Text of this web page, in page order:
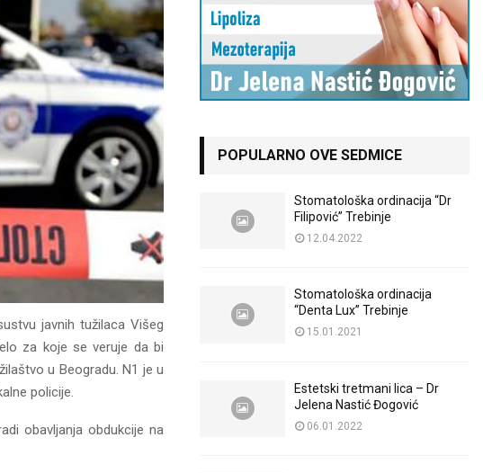
javnih tužilaca Višeg
za koje se veruje da bi
u Beogradu. N1 je u
policije.
obavljanja obdukcije na
POPULARNO OVE SEDMICE
Stomatološka ordinacija “Dr
Filipović” Trebinje
12.04.2022
Stomatološka ordinacija
“Denta Lux” Trebinje
15.01.2021
Estetski tretmani lica – Dr
Jelena Nastić Đogović
06.01.2022